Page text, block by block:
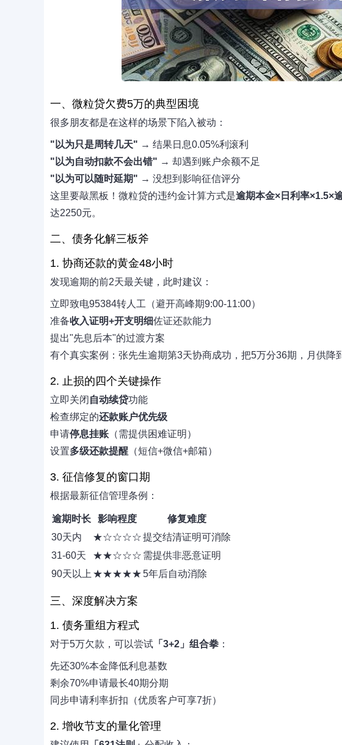
一、微粒贷欠费5万的典型困境
很多朋友都是在这样的场景下陷入被动：
"以为只是周转几天" → 结果日息0.05%利滚利
"以为自动扣款不会出错" → 却遇到账户余额不足
"以为可以随时延期" → 没想到影响征信评分
这里要敲黑板！微粒贷的违约金计算方式是逾期本金×日利率×1.5×
达2250元。
二、债务化解三板斧
1. 协商还款的黄金48小时
发现逾期的前2天最关键，此时建议：
立即致电95384转人工（避开高峰期9:00-11:00）
准备收入证明+开支明细佐证还款能力
提出"先息后本"的过渡方案
有个真实案例：张先生逾期第3天协商成功，把5万分36期，月供降
2. 止损的四个关键操作
立即关闭 自动续贷功能
检查绑定的还款账户优先级
申请停息挂账 （需提供困难证明）
设置多级还款提醒 （短信+微信+邮箱）
3. 征信修复的窗口期
根据最新征信管理条例：
逾期时长 影响程度
修复难度
30天内
★☆☆☆☆提交结清证明可消除
31-60天
★★☆☆☆ 需提供非恶意证明
90天以上 ★★★★★5年后自动消除
三、深度解决方案
1. 债务重组方程式
对于5万欠款，可以尝试 「3+2」组合拳 ：
先还30%本金降低利息基数
剩余70%申请最长40期分期
同步申请利率折扣（优质客户可享7折）
2. 增收节支的量化管理